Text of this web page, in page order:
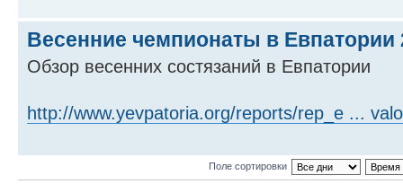
Весенние чемпионаты в Евпатории
Обзор весенних состязаний в Евпатории
http://www.yevpatoria.org/reports/rep_e ...
Поле сортировки